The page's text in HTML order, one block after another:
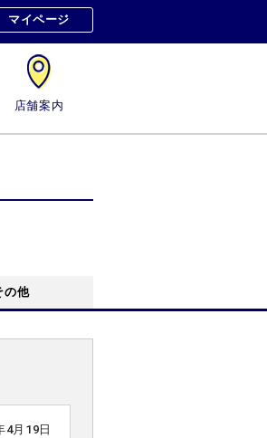
マイページ
店舗案内
の他
4月19日